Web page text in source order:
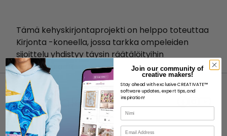
Tämä kehyskirjontaprojekti on helppo toteuttaa
Kirjonta -koneella, jossa tarkka ompeleiden
sijoittelu yhdistyy täysin räätälöityihin
muotoiluelementteihin.
MEISTÄ
Join our community of
creative makers!
Stay ahead with exclusive CREATIVATE™
software updates, expert tips, and
inspiration!
Nimi
Sähköposti